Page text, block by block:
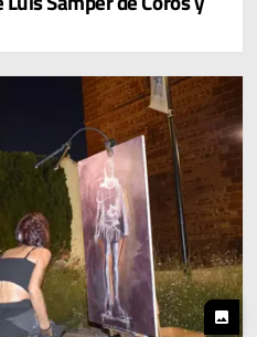
photo